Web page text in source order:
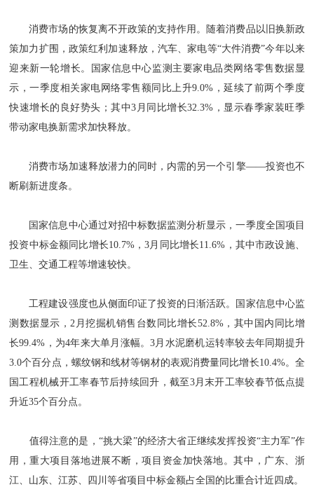
消费市场的恢复离不开政策的支持作用。随着消费品以旧换新政
策加力扩围，政策红利加速释放，汽车、家电等“大件消费”今年以来
迎来新一轮增长。国家信息中心监测主要家电品类网络零售数据显
示，一季度相关家电网络零售额同比上升9.0%，延续了前两个季度
快速增长的良好势头；其中3月同比增长32.3%，显示春季家装旺季
带动家电换新需求加快释放。
消费市场加速释放潜力的同时，内需的另一个引擎——投资也不
断刷新进度条。
国家信息中心通过对招中标数据监测分析显示，一季度全国项目
投资中标金额同比增长10.7%，3月同比增长11.6%，其中市政设施、
卫生、交通工程等增速较快。
工程建设强度也从侧面印证了投资的日渐活跃。国家信息中心监
测数据显示，2月挖掘机销售台数同比增长52.8%，其中国内同比增
长99.4%，为4年来大单月涨幅。3月水泥磨机运转率较去年同期提升
3.0个百分点，螺纹钢和线材等钢材的表观消费量同比增长10.4%。全
国工程机械开工率春节后持续回升，截至3月末开工率较春节低点提
升近35个百分点。
值得注意的是，“挑大梁”的经济大省正继续发挥投资“主力军”作
用，重大项目落地进展不断，项目资金加快落地。其中，广东、浙
江、山东、江苏、四川等省项目中标金额占全国的比重合计近四成。